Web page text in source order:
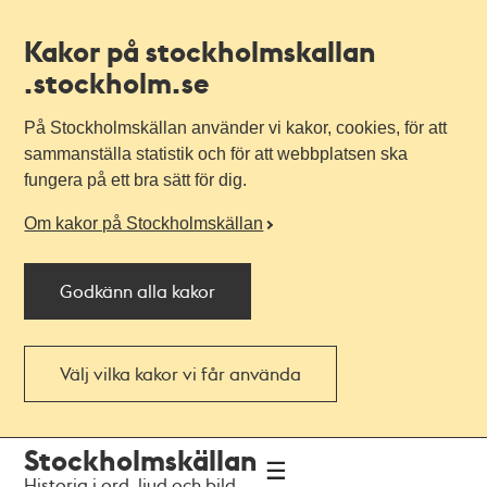
Kakor på stockholmskallan
.stockholm.se
På Stockholmskällan använder vi kakor, cookies, för att
sammanställa statistik och för att webbplatsen ska
fungera på ett bra sätt för dig.
Om kakor på Stockholmskällan
Godkänn alla kakor
Välj vilka kakor vi får använda
navigationen
huvudinnehållet
Stockholmskällan